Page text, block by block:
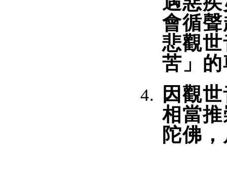
會循
悲觀
苦」
因觀
相當
陀佛